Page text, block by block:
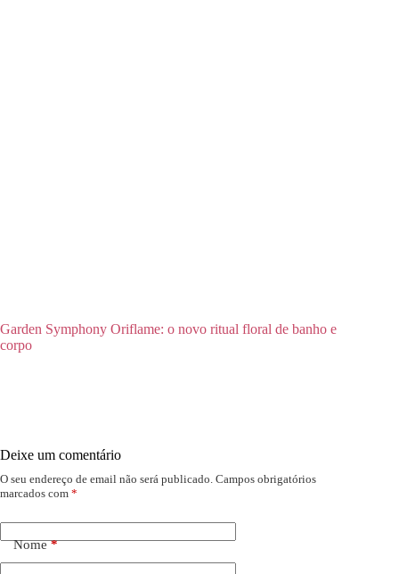
Garden Symphony Oriflame: o novo ritual floral de banho e
corpo
Deixe um comentário
O seu endereço de email não será publicado. Campos obrigatórios
marcados com *
Nome*